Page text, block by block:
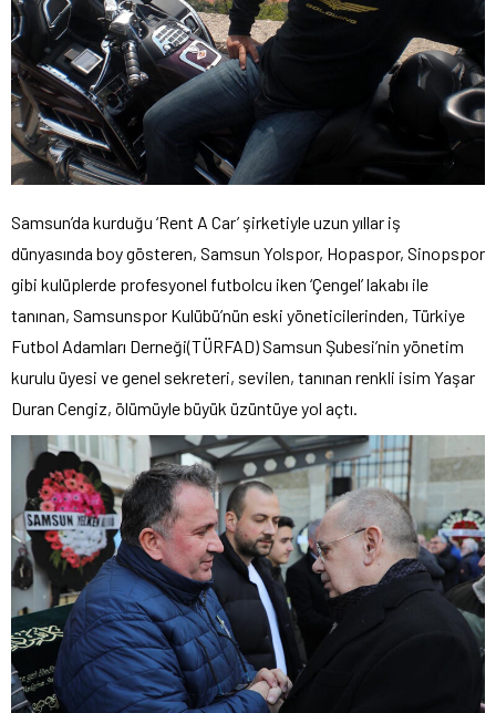
Samsun’da kurduğu ‘Rent A Car’ şirketiyle uzun yıllar iş
dünyasında boy gösteren, Samsun Yolspor, Hopaspor, Sinopspor
gibi kulüplerde profesyonel futbolcu iken ‘Çengel’ lakabı ile
tanınan, Samsunspor Kulübü’nün eski yöneticilerinden, Türkiye
Futbol Adamları Derneği(TÜRFAD) Samsun Şubesi’nin yönetim
kurulu üyesi ve genel sekreteri, sevilen, tanınan renkli isim Yaşar
Duran Cengiz, ölümüyle büyük üzüntüye yol açtı.